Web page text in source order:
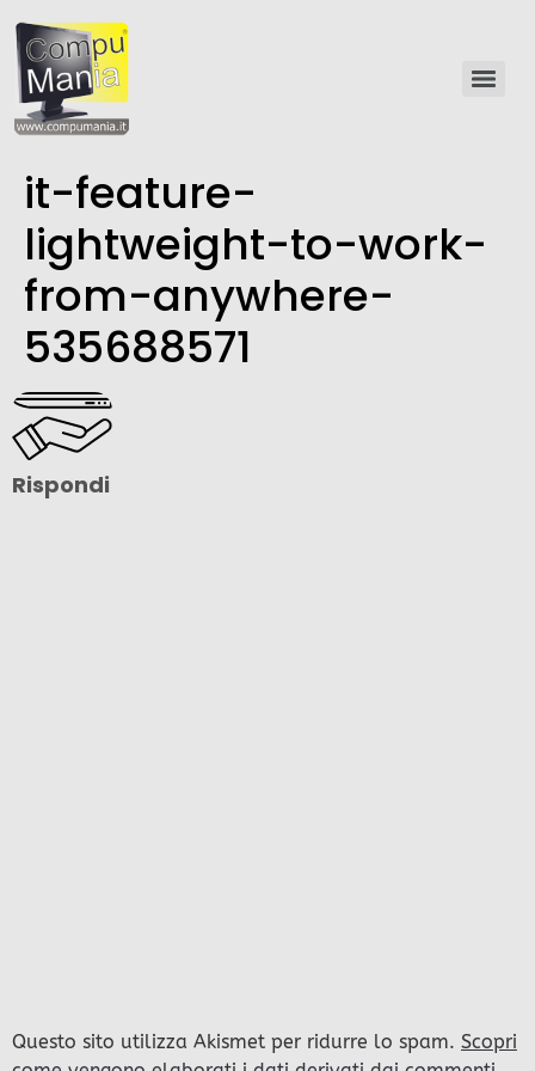
it-feature-
lightweight-to-work-
from-anywhere-
535688571
Rispondi
Questo sito utilizza Akismet per ridurre lo spam. Scopri